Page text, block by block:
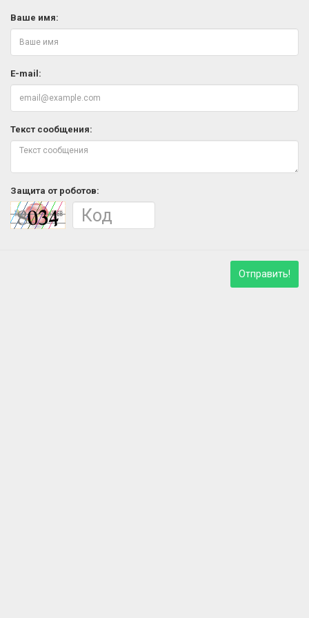
Ваше имя:
E-mail:
Текст сообщения:
Защита от роботов:
Отправить!